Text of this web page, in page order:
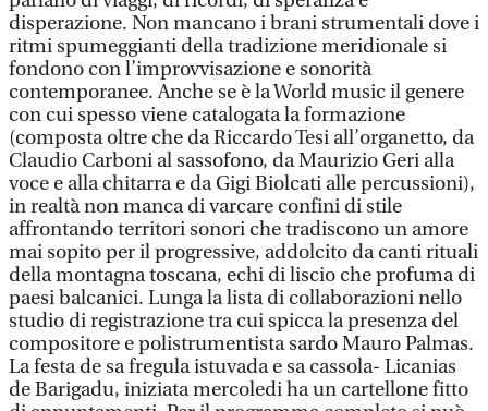
disperazione. Non mancano i brani strumentali dove i
ritmi spumeggianti della tradizione meridionale si
fondono con l’improvvisazione e sonorità
contemporanee. Anche se è la World music il genere
con cui spesso viene catalogata la formazione
(composta oltre che da Riccardo Tesi all’organetto, da
Claudio Carboni al sassofono, da Maurizio Geri alla
voce e alla chitarra e da Gigi Biolcati alle percussioni),
in realtà non manca di varcare confini di stile
affrontando territori sonori che tradiscono un amore
mai sopito per il progressive, addolcito da canti rituali
della montagna toscana, echi di liscio che profuma di
paesi balcanici. Lunga la lista di collaborazioni nello
studio di registrazione tra cui spicca la presenza del
compositore e polistrumentista sardo Mauro Palmas.
La festa de sa fregula istuvada e sa cassola- Licanias
de Barigadu, iniziata mercoledi ha un cartellone fitto